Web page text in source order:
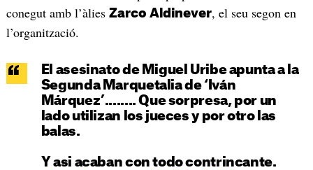
conegut amb l’àlies Zarco Aldinever, el seu segon en
l’organització.
El asesinato de Miguel Uribe apunta a la
Segunda Marquetalia de ‘Iván
Márquez’........ Que sorpresa, por un
lado utilizan los jueces y por otro las
balas.
Y asi acaban con todo contrincante.